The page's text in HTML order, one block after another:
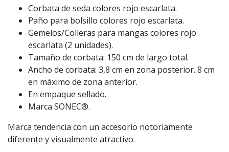
Corbata de seda colores rojo escarlata.
Paño para bolsillo colores rojo escarlata.
Gemelos/Colleras para mangas colores rojo
escarlata (2 unidades).
Tamaño de corbata: 150 cm de largo total.
Ancho de corbata: 3,8 cm en zona posterior. 8 cm
en máximo de zona anterior.
En empaque sellado.
Marca SONEC®.
Marca tendencia con un accesorio notoriamente
diferente y visualmente atractivo.